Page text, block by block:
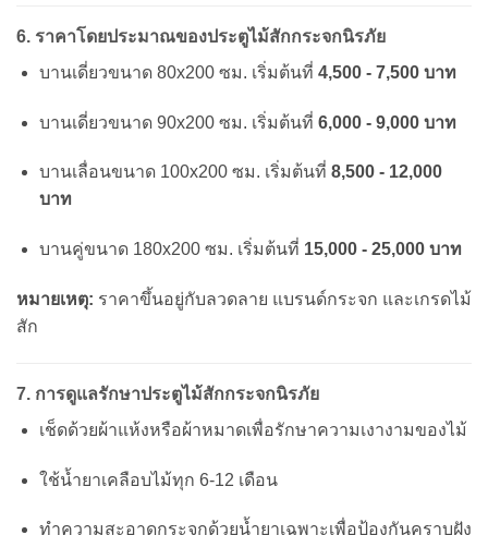
6. ราคาโดยประมาณของประตูไม้สักกระจกนิรภัย
บานเดี่ยวขนาด 80x200 ซม. เริ่มต้นที่ 4,500 - 7,500 บาท
บานเดี่ยวขนาด 90x200 ซม. เริ่มต้นที่ 6,000 - 9,000 บาท
บานเลื่อนขนาด 100x200 ซม. เริ่มต้นที่ 8,500 - 12,000
บาท
บานคู่ขนาด 180x200 ซม. เริ่มต้นที่ 15,000 - 25,000 บาท
หมายเหตุ: ราคาขึ้นอยู่กับลวดลาย แบรนด์กระจก และเกรดไม้
สัก
7. การดูแลรักษาประตูไม้สักกระจกนิรภัย
เช็ดด้วยผ้าแห้งหรือผ้าหมาดเพื่อรักษาความเงางามของไม้
ใช้น้ำยาเคลือบไม้ทุก 6-12 เดือน
ทำความสะอาดกระจกด้วยน้ำยาเฉพาะเพื่อป้องกันคราบฝัง